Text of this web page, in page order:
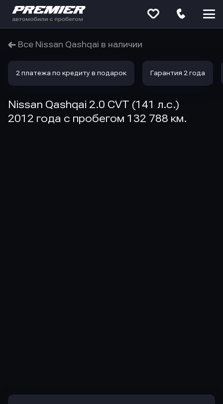
Все Nissan Qashqai в наличии
2 платежа по кредиту в подарок Гарантия 2 года
Nissan Qashqai 2.0 CVT (141 л.с.)
2012 года с пробегом 132 788 км.